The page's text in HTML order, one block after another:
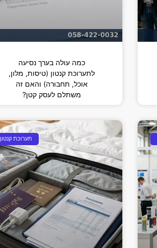
כמה עולה בערך נסיעה
לתערוכת קנטון (טיסות, מלון,
אוכל, תחבורה) והאם זה
משתלם לעסק קטן?
תערוכת קנטון